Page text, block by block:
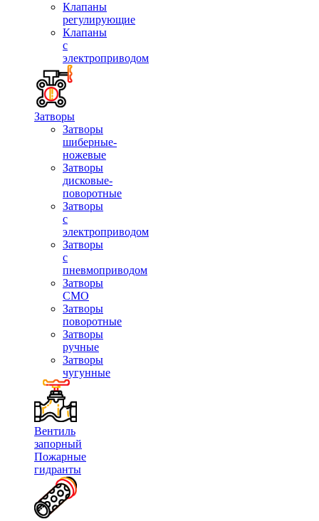
Клапаны
регулирующие
Клапаны
с
электроприводом
Затворы
Затворы
шиберные-
ножевые
Затворы
дисковые-
поворотные
Затворы
с
электроприводом
Затворы
с
пневмоприводом
Затворы
СМО
Затворы
поворотные
Затворы
ручные
Затворы
чугунные
Вентиль
запорный
Пожарные
гидранты